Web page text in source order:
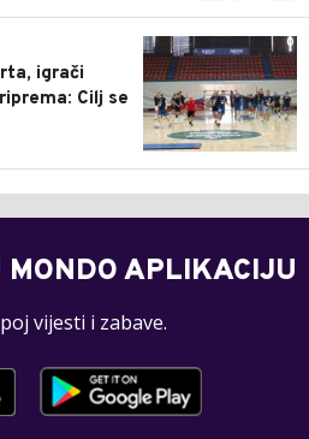
0
igrači
Cilj se
MONDO APLIKACIJU
vijesti i zabave.